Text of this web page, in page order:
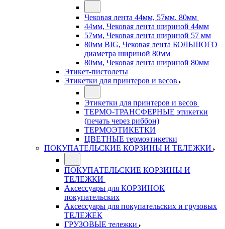
Чековая лента 44мм, 57мм. 80мм
44мм, Чековая лента шириной 44мм
57мм, Чековая лента шириной 57 мм
80мм BIG, Чековая лента БОЛЬШОГО
диаметра шириной 80мм
80мм, Чековая лента шириной 80мм
Этикет-пистолеты
Этикетки для принтеров и весов
Этикетки для принтеров и весов
ТЕРМО-ТРАНСФЕРНЫЕ этикетки
(печать через риббон)
ТЕРМОЭТИКЕТКИ
ЦВЕТНЫЕ термоэтикетки
ПОКУПАТЕЛЬСКИЕ КОРЗИНЫ И ТЕЛЕЖКИ
ПОКУПАТЕЛЬСКИЕ КОРЗИНЫ И
ТЕЛЕЖКИ
Аксессуары для КОРЗИНОК
покупательских
Аксессуары для покупательских и грузовых
ТЕЛЕЖЕК
ГРУЗОВЫЕ тележки